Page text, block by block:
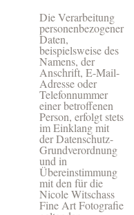
Die Verarbeitung
personenbezogener
Daten,
beispielsweise des
Namens, der
Anschrift, E-Mail-
Adresse oder
Telefonnummer
einer betroffenen
Person, erfolgt stets
im Einklang mit
der Datenschutz-
Grundverordnung
und in
Übereinstimmung
mit den für die
Nicole Witschass
Fine Art Fotografie